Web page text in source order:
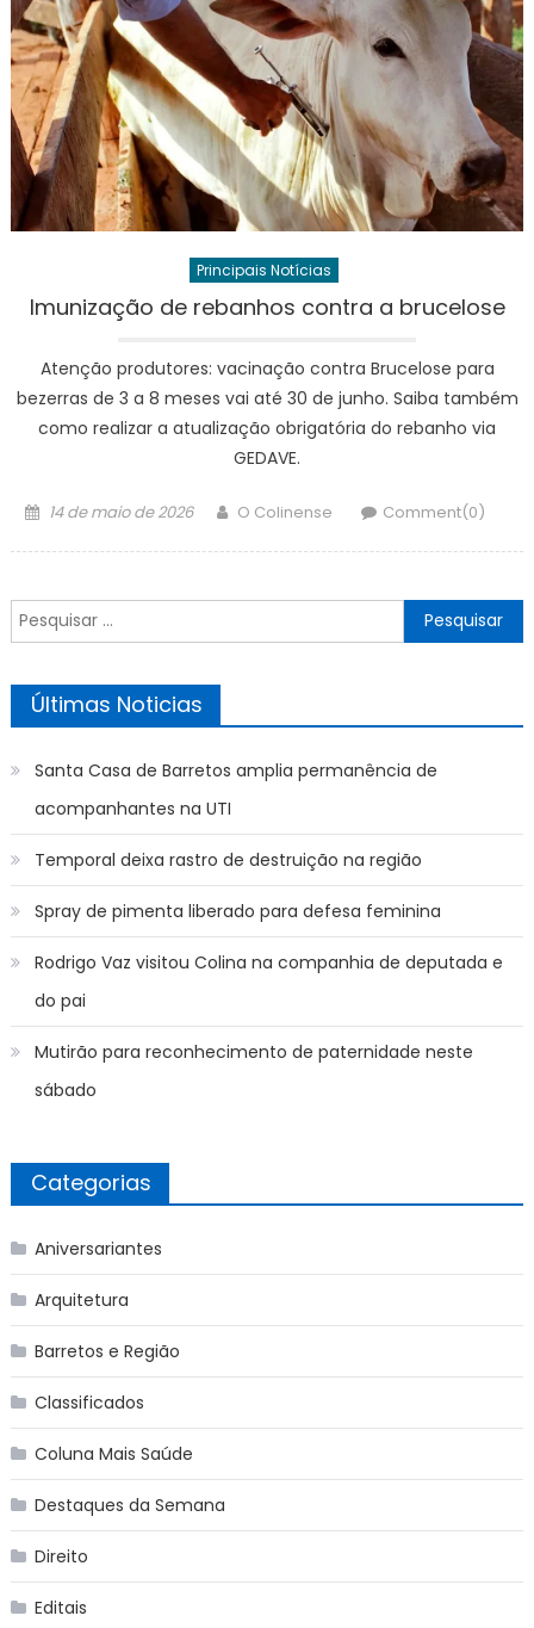
Principais Notícias
Imunização de rebanhos contra a brucelose
Atenção produtores: vacinação contra Brucelose para
bezerras de 3 a 8 meses vai até 30 de junho. Saiba também
como realizar a atualização obrigatória do rebanho via
GEDAVE.
Posted
14 de maio de 2026 Author
O Colinense Comment(0)
Pesquisar
por:
Últimas Noticias
Santa Casa de Barretos amplia permanência de
acompanhantes na UTI
Temporal deixa rastro de destruição na região
Spray de pimenta liberado para defesa feminina
Rodrigo Vaz visitou Colina na companhia de deputada e
do pai
Mutirão para reconhecimento de paternidade neste
sábado
Categorias
Aniversariantes
Arquitetura
Barretos e Região
Classificados
Coluna Mais Saúde
Destaques da Semana
Direito
Editais